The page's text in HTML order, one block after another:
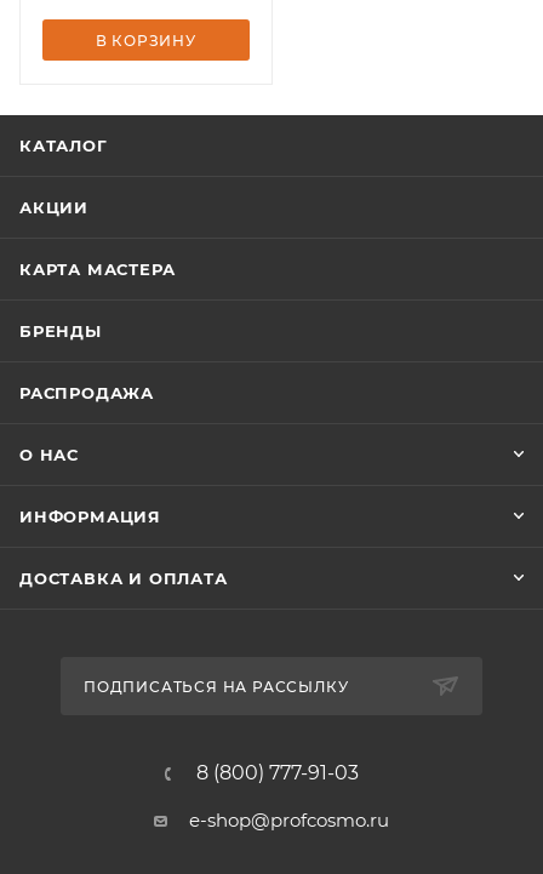
В КОРЗИНУ
КАТАЛОГ
АКЦИИ
КАРТА МАСТЕРА
БРЕНДЫ
РАСПРОДАЖА
О НАС
ИНФОРМАЦИЯ
ДОСТАВКА И ОПЛАТА
ПОДПИСАТЬСЯ НА РАССЫЛКУ
8 (800) 777-91-03
e-shop@profcosmo.ru